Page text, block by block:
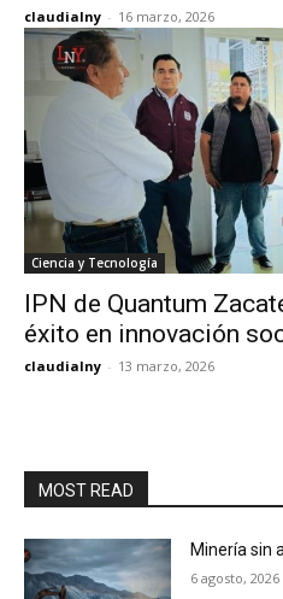
claudialny - 16 marzo, 2026
Ciencia y Tecnología
IPN de Quantum
éxito en innovación
claudialny - 13 marzo, 2026
MOST READ
Minería sin
6 agosto, 2026